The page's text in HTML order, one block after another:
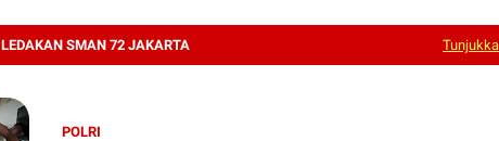
LEDAKAN SMAN 72 JAKARTA
POLRI